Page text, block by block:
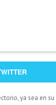
ya sea en